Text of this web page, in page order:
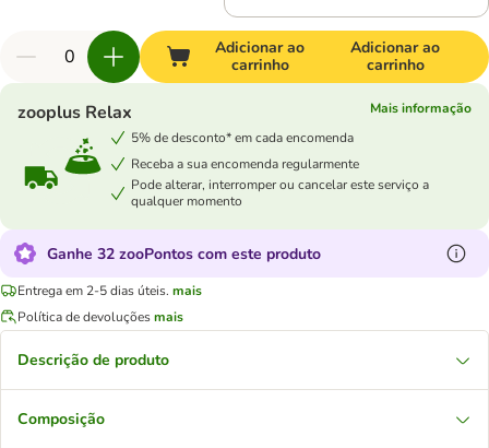
Adicionar ao
carrinho
Adicionar ao
carrinho
zooplus Relax
Mais informação
5% de desconto* em cada encomenda
Receba a sua encomenda regularmente
Pode alterar, interromper ou cancelar este serviço a
qualquer momento
Ganhe 32 zooPontos com este produto
Entrega em 2-5 dias úteis. mais
Política de devoluçõesmais
Descrição de produto
Composição